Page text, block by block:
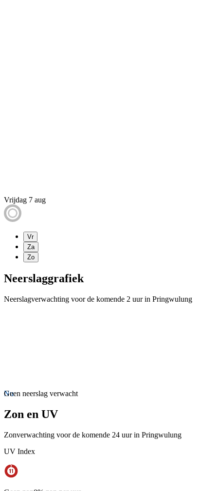
Vrijdag 7 aug
Vr
Za
Zo
Neerslaggrafiek
Neerslagverwachting voor de komende 2 uur in Pringwulung
Nu
Geen neerslag verwacht
Zon en UV
Zonverwachting voor de komende 24 uur in Pringwulung
UV Index